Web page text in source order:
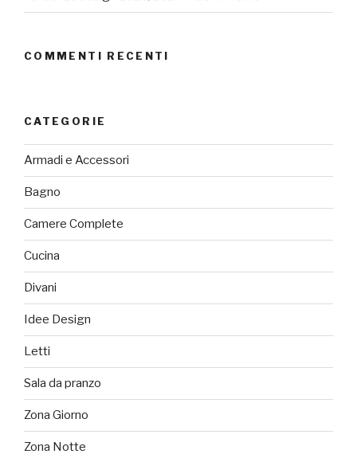
COMMENTI RECENTI
CATEGORIE
Armadi e Accessori
Bagno
Camere Complete
Cucina
Divani
Idee Design
Letti
Sala da pranzo
Zona Giorno
Zona Notte